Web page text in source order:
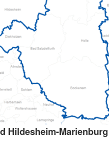
Hildesheim-Marienburg